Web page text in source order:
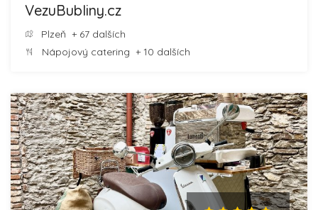
VezuBubliny.cz
Plzeň + 67 dalších
Nápojový catering + 10 dalších